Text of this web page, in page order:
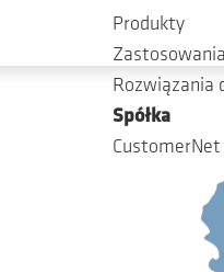
Produkty
Zastosowania
Rozwiązania
Spółka
CustomerNet